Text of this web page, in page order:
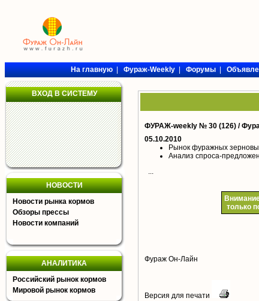
На главную|Фураж-Weekly|Форумы|
ВХОД В СИСТЕМУ
НОВОСТИ
Новости рынка кормов
Обзоры прессы
Новости компаний
АНАЛИТИКА
Российский рынок кормов
Мировой рынок кормов
ФУРАЖ-weekly № 30 (126) /
05.10.2010
Рынок фуражных
Анализ спроса-
...
только
Фураж Он-Лайн
Версия для печати